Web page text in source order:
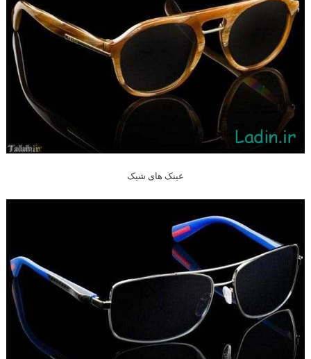
عینک های شیک